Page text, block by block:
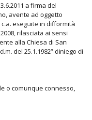
a firma del
avente ad oggetto
eseguite in difformità
rilasciata ai sensi
alla Chiesa di San
del 25.1.1982” diniego di
o comunque connesso,